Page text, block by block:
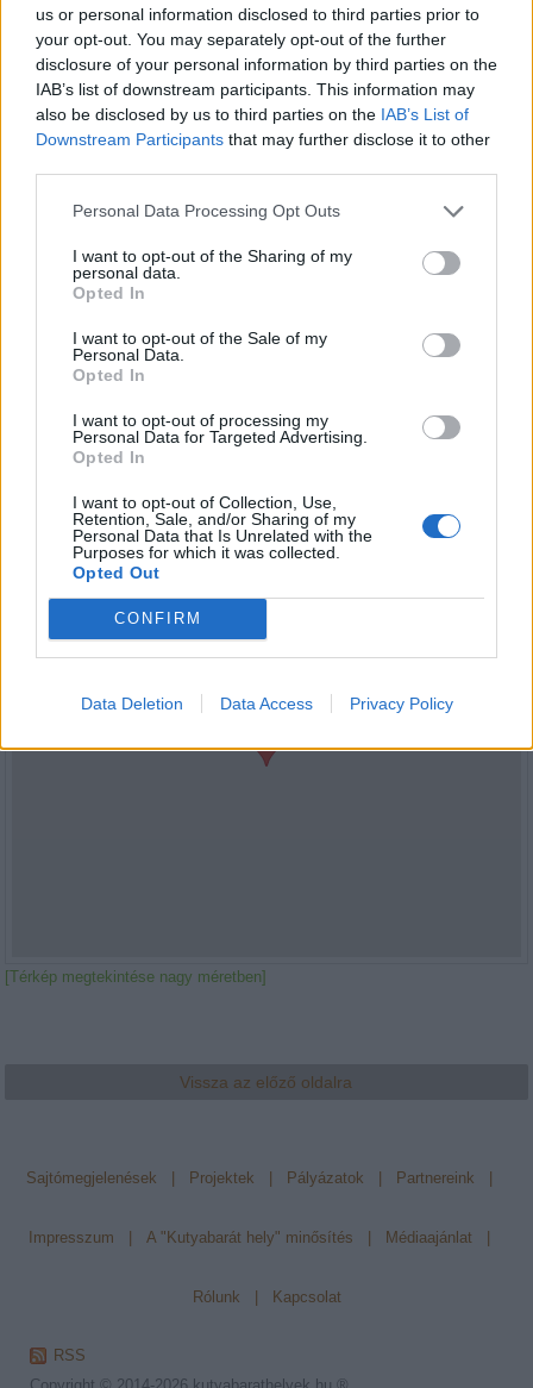
us or personal information disclosed to third parties prior to
your opt-out. You may separately opt-out of the further
disclosure of your personal information by third parties on the
IAB’s list of downstream participants. This information may
also be disclosed by us to third parties on the IAB’s List of
Downstream Participants that may further disclose it to other
Personal Data Processing Opt Outs
I want to opt-out of the Sharing of my
personal data.
Opted In
I want to opt-out of the Sale of my
Personal Data.
Opted In
I want to opt-out of processing my
Personal Data for Targeted Advertising.
Opted In
I want to opt-out of Collection, Use,
Retention, Sale, and/or Sharing of my
Personal Data that Is Unrelated with the
Purposes for which it was collected.
Opted Out
CONFIRM
Data Deletion Data Access Privacy Policy
[Térkép megtekintése nagy méretben]
Vissza az előző oldalra
Sajtómegjelenések Projektek Pályázatok Partnereink
Impresszum A "Kutyabarát hely" minősítés Médiaajánlat
Rólunk Kapcsolat
RSS